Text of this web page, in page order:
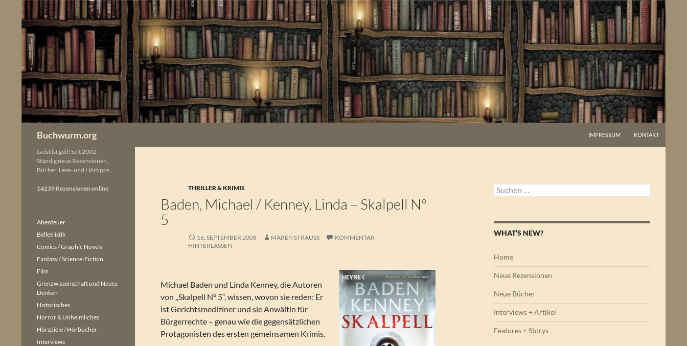
springen
Buchwurm.org IMPRESSUM KONTAKT
THRILLER & KRIMIS
Baden, Michael / Kenney, Linda – Skalpell N°
5
16. SEPTEMBER 2008 MAREN STRAUSS
KOMMENTAR
HINTERLASSEN
Michael Baden und Linda Kenney, die Autoren
von „Skalpell N° 5“, wissen, wovon sie reden: Er
ist Gerichtsmediziner und sie Anwältin für
Bürgerrechte – genau wie die gegensätzlichen
Protagonisten des ersten gemeinsamen Krimis.
Suchen
nach:
WHAT’S NEW?
Home
Neue Rezensionen
Neue Bücher
Interviews + Artikel
Features + Storys
Geist ist geil! Seit 2002 –
Ständig neue Rezensionen,
Bücher, Lese- und Hörtipps
14239 Rezensionen online
Abenteuer
Belletristik
Comics / Graphic Novels
Fantasy / Science-Fiction
Film
Grenzwissenschaft und Neues
Denken
Historisches
Horror & Unheimliches
Hörspiele / Hörbücher
Interviews